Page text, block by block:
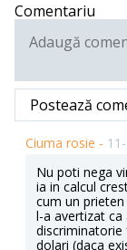
Comentariu
Postează
Ciuma rosie -
Nu poti nega
ia in calcul
cum un
l-a avertizat ca
discriminatorie
dolari (daca